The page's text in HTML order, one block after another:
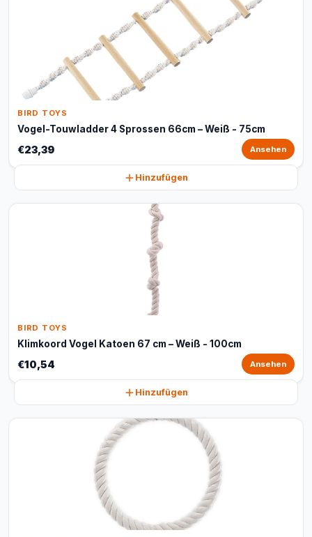
BIRD TOYS
Vogel-Touwladder 4 Sprossen 66cm – Weiß - 75cm
€23,39 Ansehen
Hinzufügen
BIRD TOYS
Klimkoord Vogel Katoen 67 cm – Weiß - 100cm
€10,54 Ansehen
Hinzufügen